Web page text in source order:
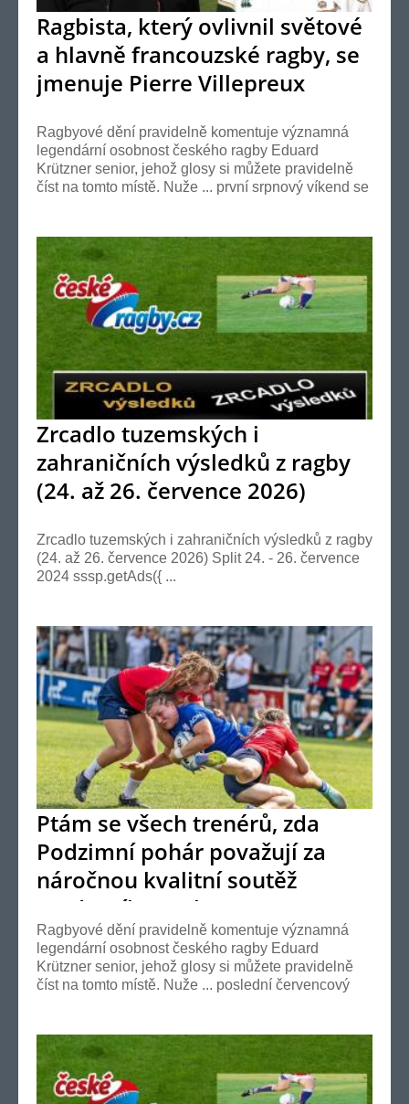
Ragbista, který ovlivnil světové
a hlavně francouzské ragby, se
jmenuje Pierre Villepreux
Ragbyové dění pravidelně komentuje významná
legendární osobnost českého ragby Eduard
Krützner senior, jehož glosy si můžete pravidelně
číst na tomto místě. Nuže ... první srpnový víkend se
Zrcadlo tuzemských i
zahraničních výsledků z ragby
(24. až 26. července 2026)
Zrcadlo tuzemských i zahraničních výsledků z ragby
(24. až 26. července 2026) Split 24. - 26. července
2024 sssp.getAds({ ...
Ptám se všech trenérů, zda
Podzimní pohár považují za
náročnou kvalitní soutěž
moderního ragby ?
Ragbyové dění pravidelně komentuje významná
legendární osobnost českého ragby Eduard
Krützner senior, jehož glosy si můžete pravidelně
číst na tomto místě. Nuže ... poslední červencový